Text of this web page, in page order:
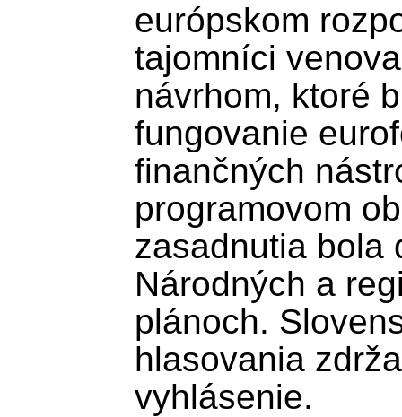
európskom
tajomníci
návrhom, ktoré
fungovanie
finančných
programovom
zasadnutia bola
Národných a
plánoch.
hlasovania
vyhlásenie.